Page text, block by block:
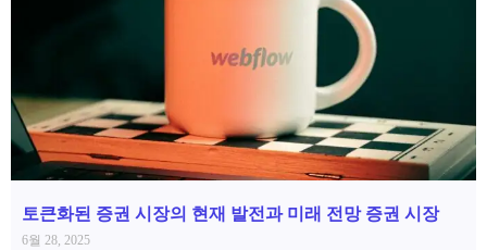
토큰화된 증권 시장의 현재 발전과 미래 전망 증권 시장
6월 28, 2025